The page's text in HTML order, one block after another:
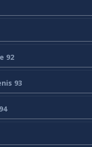
92
93